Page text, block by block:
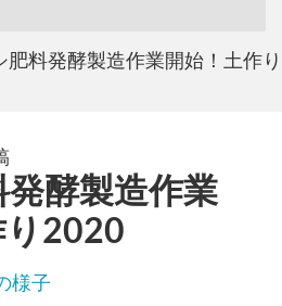
肥料発酵製造作業開始！土作り
酵製造作業
り2020
様子